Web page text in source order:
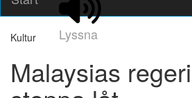
Lyssna
Kultur
Malaysias